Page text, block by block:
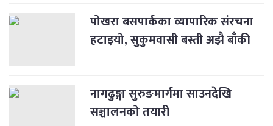
पोखरा बसपार्कका व्यापारिक संरचना
हटाइयो, सुकुमवासी बस्ती अझै बाँकी
नागढुङ्गा सुरुङमार्गमा साउनदेखि
सञ्चालनको तयारी